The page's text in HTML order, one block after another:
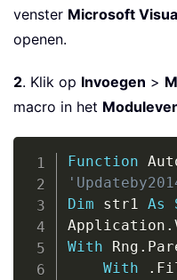
venster Microsoft
openen.
2. Klik op Invoegen >
macro in het
Function
Dim str1 As
Application .
With Rng .
With
.